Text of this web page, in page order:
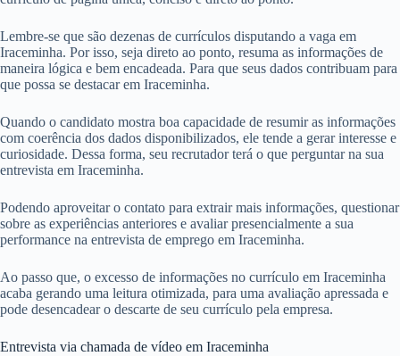
Lembre-se que são dezenas de currículos disputando a vaga em
Iraceminha. Por isso, seja direto ao ponto, resuma as informações de
maneira lógica e bem encadeada. Para que seus dados contribuam para
que possa se destacar em Iraceminha.
Quando o candidato mostra boa capacidade de resumir as informações
com coerência dos dados disponibilizados, ele tende a gerar interesse e
curiosidade. Dessa forma, seu recrutador terá o que perguntar na sua
entrevista em Iraceminha.
Podendo aproveitar o contato para extrair mais informações, questionar
sobre as experiências anteriores e avaliar presencialmente a sua
performance na entrevista de emprego em Iraceminha.
Ao passo que, o excesso de informações no currículo em Iraceminha
acaba gerando uma leitura otimizada, para uma avaliação apressada e
pode desencadear o descarte de seu currículo pela empresa.
Entrevista via chamada de vídeo em Iraceminha